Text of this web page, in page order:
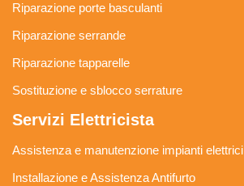
Riparazione porte basculanti
Riparazione serrande
Riparazione tapparelle
Sostituzione e sblocco serrature
Servizi Elettricista
Assistenza e manutenzione impianti elettrici
Installazione e Assistenza Antifurto